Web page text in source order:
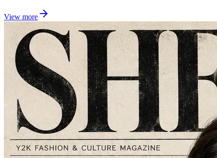
View more